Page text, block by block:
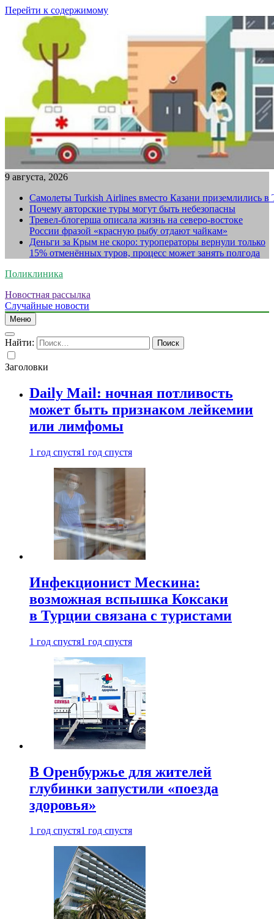
Перейти к содержимому
9 августа, 2026
Самолеты Turkish Airlines вместо Казани приземлились в
Почему авторские туры могут быть небезопасны
Тревел-блогерша описала жизнь на северо-востоке
России фразой «красную рыбу отдают чайкам»
Деньги за Крым не скоро: туроператоры вернули только
15% отменённых туров, процесс может занять полгода
Поликлиника
Новостная рассылка
Случайные новости
Меню
Найти:
Заголовки
Daily Mail: ночная потливость
может быть признаком лейкемии
или лимфомы
1 год спустя1 год спустя
Инфекционист Мескина:
возможная вспышка Коксаки
в Турции связана с туристами
1 год спустя1 год спустя
В Оренбуржье для жителей
глубинки запустили «поезда
здоровья»
1 год спустя1 год спустя